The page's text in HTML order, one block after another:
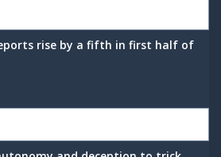
rise by a fifth in first half of